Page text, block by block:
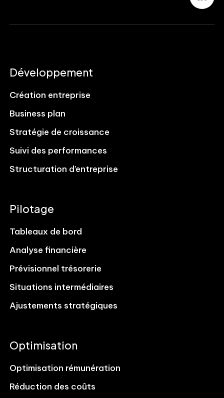
Développement
Création entreprise
Business plan
Stratégie de croissance
Suivi des performances
Structuration d’entreprise
Pilotage
Tableaux de bord
Analyse financière
Prévisionnel trésorerie
Situations intermédiaires
Ajustements stratégiques
Optimisation
Optimisation rémunération
Réduction des coûts